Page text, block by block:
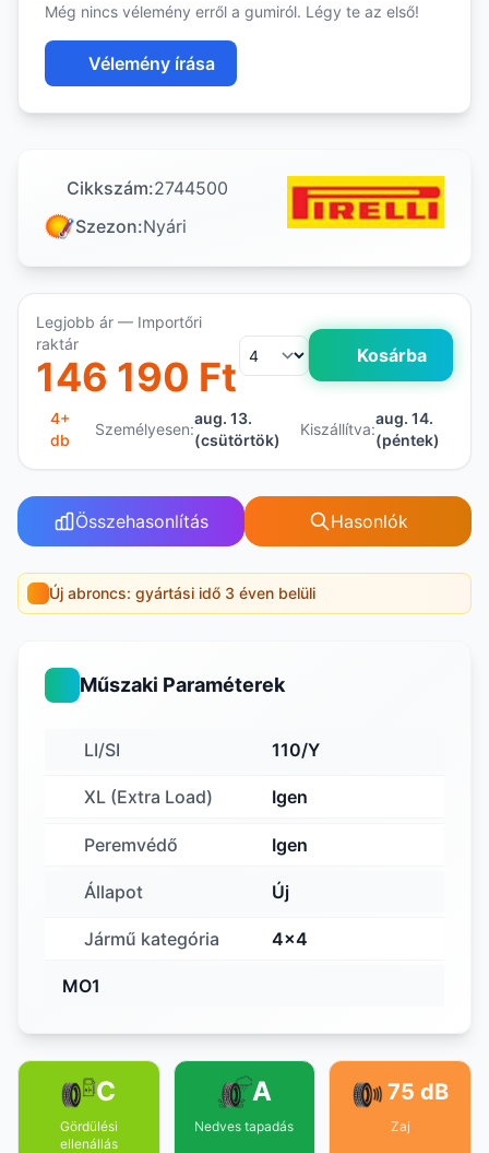
Még nincs vélemény erről a gumiról. Légy te az első!
Vélemény írása
Cikkszám:2744500
Szezon:Nyári
Legjobb ár — Importőri
raktár
146 190 Ft Kosárba
4+
db
Személyesen:
aug. 13.
(csütörtök)
Kiszállítva:
aug. 14.
(péntek)
Összehasonlítás Hasonlók
Új abroncs: gyártási idő 3 éven belüli
Műszaki Paraméterek
LI/SI 110/Y
XL (Extra Load) Igen
Peremvédő Igen
Állapot Új
Jármű kategória 4x4
MO1
C
Gördülési
ellenállás
A
Nedves tapadás
75 dB
Zaj